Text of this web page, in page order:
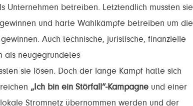
Unternehmen betreiben. Letztendlich mussten sie
und harte Wahlkämpfe betreiben um die
Auch technische, juristische, finanzielle
als neugegründetes
sie lösen. Doch der lange Kampf hatte sich
„Ich bin ein Störfall“-Kampagne und einer
Stromnetz übernommen werden und der